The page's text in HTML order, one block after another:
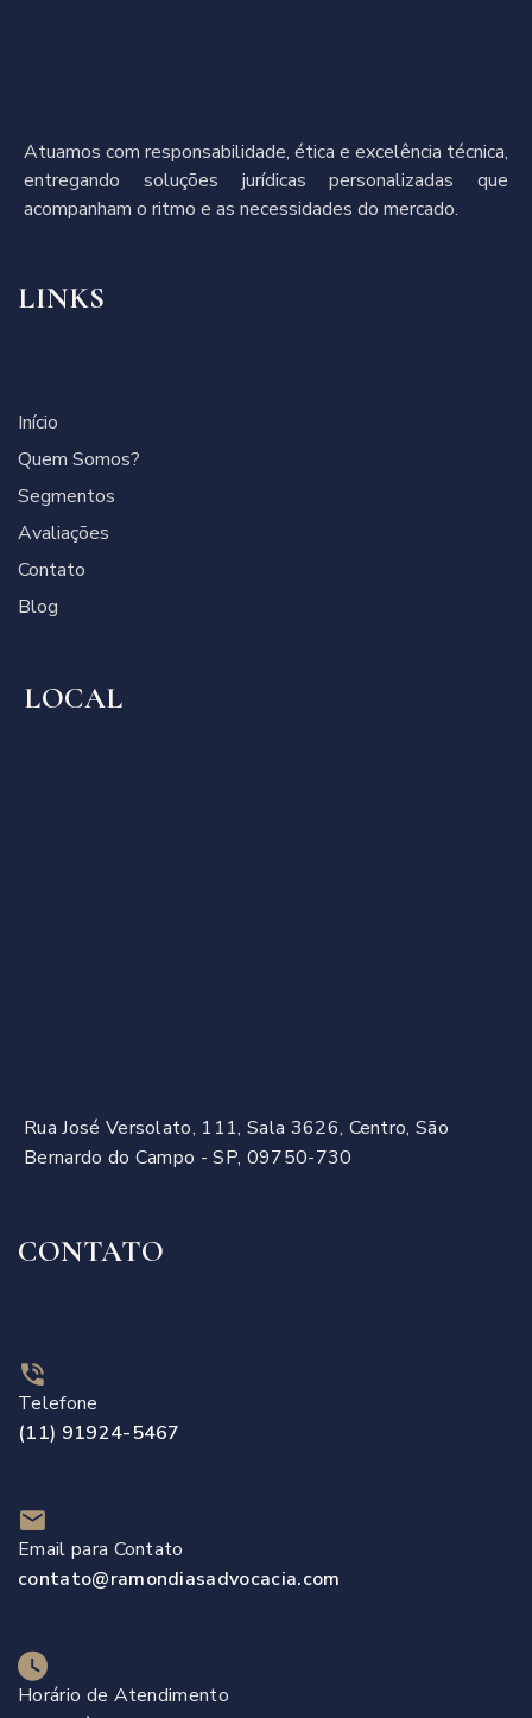
Atuamos com responsabilidade, ética e excelência técnica,
entregando soluções jurídicas personalizadas que
acompanham o ritmo e as necessidades do mercado.
LINKS
Início
Quem Somos?
Segmentos
Avaliações
Contato
Blog
LOCAL
Rua José Versolato, 111, Sala 3626, Centro, São
Bernardo do Campo - SP, 09750-730
CONTATO
Telefone
(11) 91924-5467
Email para Contato
contato@ramondiasadvocacia.com
Horário de Atendimento